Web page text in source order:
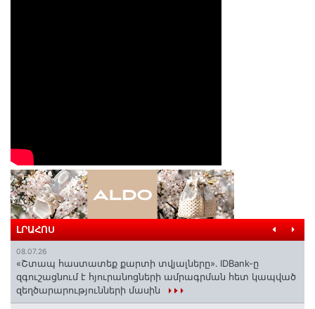
ԼՐԱՀՈՍ
08.07.26
«Շտապ հաստատեք քարտի տվյալները»․ IDBank-ը
զգուշացնում է հյուրանոցների ամրագրման հետ կապված
զեղծարարությունների մասին